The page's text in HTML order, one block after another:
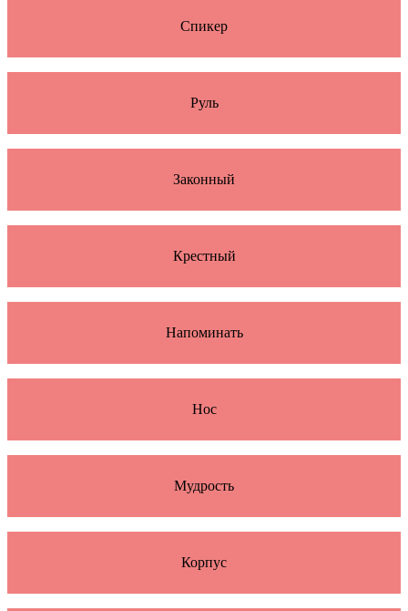
Спикер
Руль
Законный
Крестный
Напоминать
Нос
Мудрость
Корпус